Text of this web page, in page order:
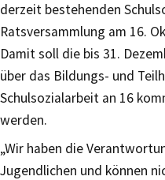
derzeit bestehenden
Ratsversammlung am 16.
Damit soll die bis 31.
über das Bildungs- und
Schulsozialarbeit an 16
werden.
„Wir haben die
Jugendlichen und können